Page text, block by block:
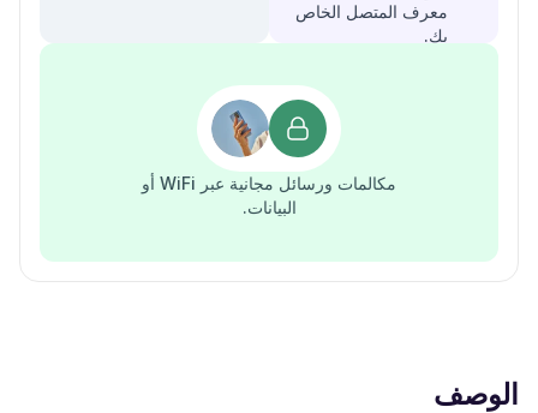
معرف المتصل الخاص
بك.
مكالمات ورسائل مجانية عبر WiFi أو
البيانات.
الوصف